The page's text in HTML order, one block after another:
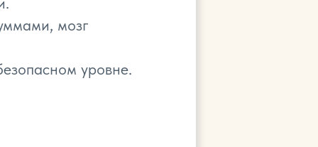
мозг
уровне.